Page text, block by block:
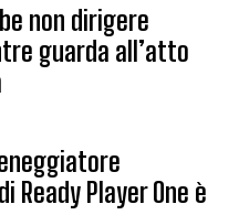
non dirigere
guarda all’atto
Ready Player One è